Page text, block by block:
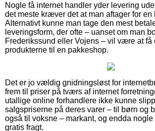
Nogle få internet handler yder levering
det meste kræver det at man aftager for en
Alternativt kunne man tage den mest
leveringsform, der ofte – uanset om man
Frederikssund eller Vojens – vil være at få
produkterne til en pakkeshop.
Det er jo vældig gnidningsløst for
frem til priser på tværs af internet
utallige online forhandlere ikke kunne
salgspriserne på deres varer – til børn og
også til voksne – markant, og endda
gratis fragt.